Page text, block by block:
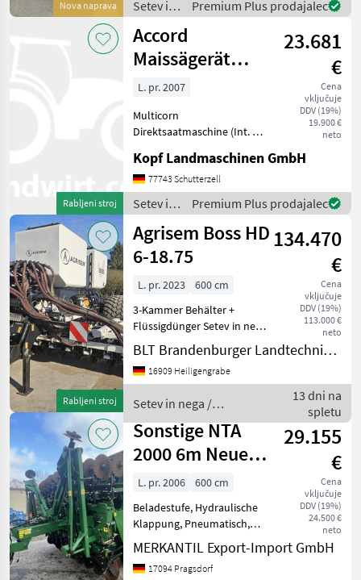
Nova naprava
Setev in nega Sejaln
Setev in
nega /
Sonstige
Premium Plus prodajalec
Rabljeni stroj
Accord
Maissägerät
Multicorn mit
Fronttank
23.681
€
Cena
vključuje
DDV (19%)
19.900 €
neto
L. pr. 2007
Multicorn
Direktsaatmaschine (Int. Nr.
Maisdrille, Scheibenschar
Baujahr 2007 8-reihig 75 cm
Reihenabstand,
Säüberwachung blauer
Computer
Kopf Landmaschinen GmbH
77743 Schutterzell
Setev in
nega /
Accord
Premium Plus prodajalec
Rabljeni stroj
Agrisem Boss HD
6-18.75
134.470
€
Cena
vključuje
DDV (19%)
113.000 €
neto
L. pr. 2023
600 cm
3-Kammer Behälter +
Flüssigdünger Setev in nega
Sejalnica za neposredno
setev
BLT Brandenburger Landtechnik GmbH
16909 Heiligengrabe
Setev in nega /
Agrisem
13 dni na
spletu
Sonstige NTA
2000 6m Neuer
Preis!
29.155
€
Cena
vključuje
DDV (19%)
24.500 €
neto
L. pr. 2006
600 cm
Beladestufe, Hydraulische
Klappung, Pneumatisch,
Striegel ________ 2-reihiges
DiscSystem, gefedert
Fahrwerk doppelter
MERKANTIL Export-Import GmbH
17094 Pragsdorf